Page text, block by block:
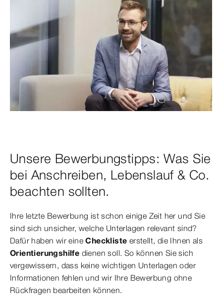
Unsere Bewerbungstipps: Was Sie
bei Anschreiben, Lebenslauf & Co.
beachten sollten.
Ihre letzte Bewerbung ist schon einige Zeit her und Sie
sind sich unsicher, welche Unterlagen relevant sind?
Dafür haben wir eineCheckliste erstellt, die Ihnen als
Orientierungshilfe dienen soll. So können Sie sich
vergewissern, dass keine wichtigen Unterlagen oder
Informationen fehlen und wir Ihre Bewerbung ohne
Rückfragen bearbeiten können.